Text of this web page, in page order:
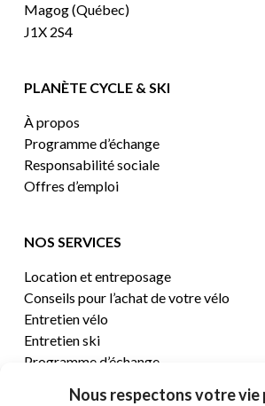
Nous respectons votre vie
Magog (Québec)
J1X 2S4
PLANÈTE CYCLE & SKI
À propos
Programme d’échange
Responsabilité sociale
Offres d’emploi
NOS SERVICES
Location et entreposage
Conseils pour l’achat de votre vélo
Entretien vélo
Entretien ski
Programme d’échange